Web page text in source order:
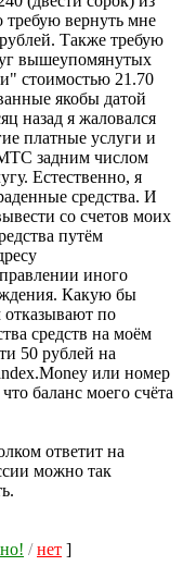
требую вернуть мне
Также требую
вышеупомянутых
стоимостью 21.70
якобы датой
назад я жаловался
платные услуги и
задним числом
Естественно, я
средства. И
со счетов моих
путём
иного
Какую бы
отказывают по
средств на моём
50 рублей на
или номер
баланс моего счёта
ответит на
можно так
/нет ]